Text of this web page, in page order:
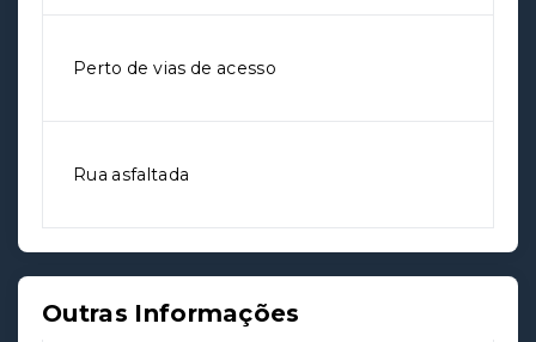
Perto de vias de acesso
Rua asfaltada
Outras Informações